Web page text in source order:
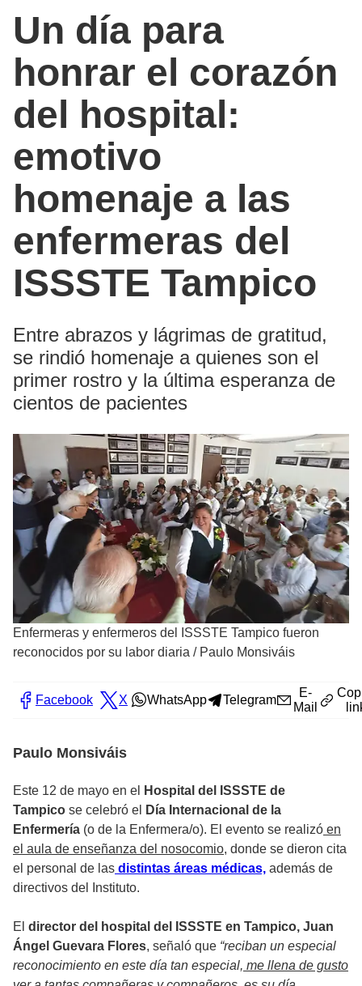
Un día para
honrar el corazón
del hospital:
emotivo
homenaje a las
enfermeras del
ISSSTE Tampico
Entre abrazos y lágrimas de gratitud,
se rindió homenaje a quienes son el
primer rostro y la última esperanza de
cientos de pacientes
Enfermeras y enfermeros del ISSSTE Tampico fueron
reconocidos por su labor diaria / Paulo Monsiváis
Facebook X WhatsApp Telegram
E-
Mail
Paulo Monsiváis
Este 12 de mayo en el
Hospital del ISSSTE de
Tampico se celebró el
Día Internacional de la
Enfermería (o de la Enfermera/o). El evento se realizó en
el aula de enseñanza del nosocomio, donde se dieron cita
el personal de las distintas áreas médicas, además de
directivos del Instituto.
El director del hospital del ISSSTE en Tampico, Juan
Ángel Guevara Flores, señaló que “reciban un especial
reconocimiento en este día tan especial, me llena de gusto